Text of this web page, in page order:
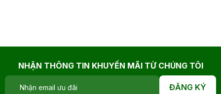
NHẬN THÔNG TIN KHUYẾN MÃI TỪ CHÚNG TÔI
ĐĂNG KÝ